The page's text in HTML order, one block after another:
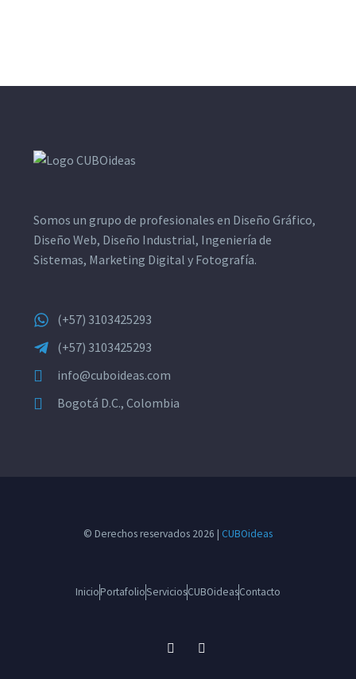
Somos un grupo de profesionales en Diseño Gráfico,
Diseño Web, Diseño Industrial, Ingeniería de
Sistemas, Marketing Digital y Fotografía.
(+57) 3103425293
(+57) 3103425293
info@cuboideas.com
Bogotá D.C., Colombia
© Derechos reservados 2026 | CUBOideas
InicioPortafolioServiciosCUBOideasContacto